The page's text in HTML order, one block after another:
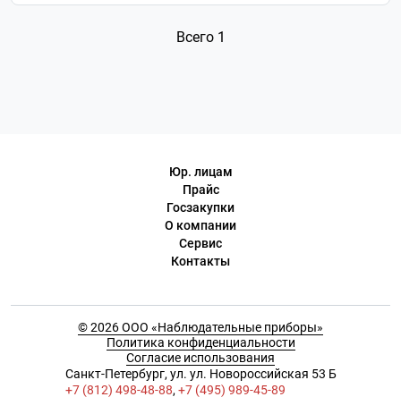
Всего 1
Юр. лицам
Прайс
Госзакупки
О компании
Сервис
Контакты
© 2026 ООО «Наблюдательные приборы»
Политика конфиденциальности
Согласие использования
Cанкт-Петербург, ул. ул. Новороссийская 53 Б
+7 (812) 498-48-88, +7 (495) 989-45-89